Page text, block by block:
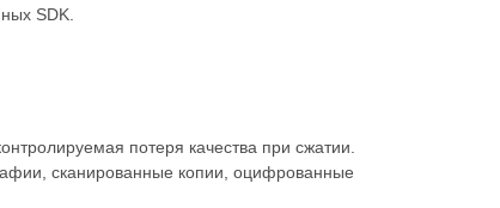
SDK.
потеря качества при сжатии.
сканированные копии, оцифрованные